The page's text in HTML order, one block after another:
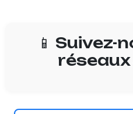
📱 Suivez-